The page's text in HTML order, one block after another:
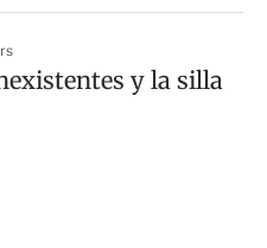
y la silla